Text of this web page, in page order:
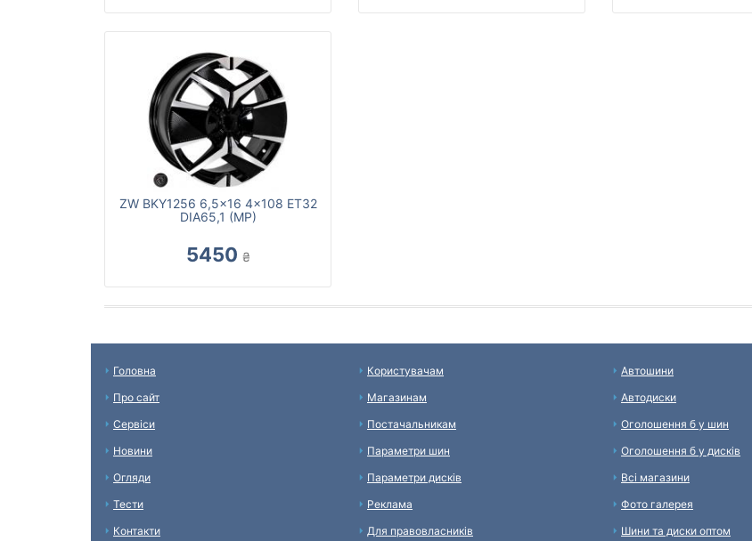
ZW BKY1256 6,5x16 4x108 ET32
DIA65,1 (MP)
5450 ₴
Головна
Про сайт
Сервіси
Новини
Огляди
Тести
Контакти
Користувачам
Магазинам
Постачальникам
Параметри шин
Параметри дисків
Реклама
Для правовласників
Автошини
Автодиски
Оголошення б у шин
Оголошення б у дисків
Всі магазини
Фото галерея
Шини та диски оптом